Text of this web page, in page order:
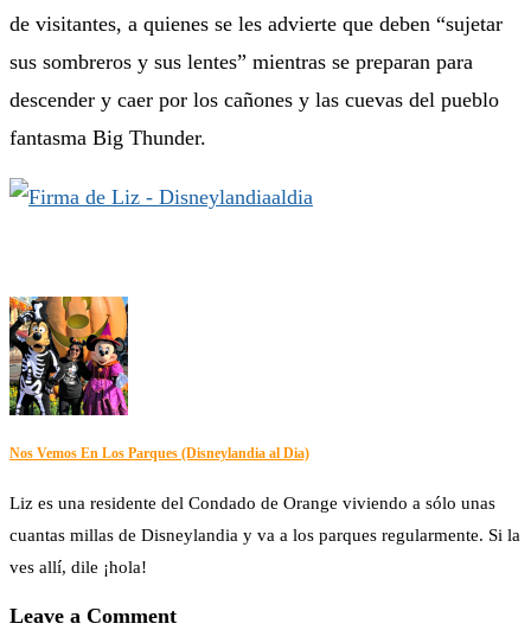
de visitantes, a quienes se les advierte que deben “sujetar
sus sombreros y sus lentes” mientras se preparan para
descender y caer por los cañones y las cuevas del pueblo
fantasma Big Thunder.
Nos Vemos En Los Parques (Disneylandia al Dia)
Liz es una residente del Condado de Orange viviendo a sólo unas
cuantas millas de Disneylandia y va a los parques regularmente. Si la
ves allí, dile ¡hola!
Leave a Comment